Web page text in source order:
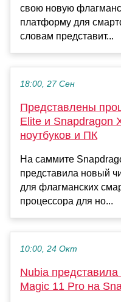
свою новую
платформу для
словам представит...
18:00, 27 Сен
Представлены
Elite и Snapdragon
ноутбуков и ПК
На саммите
представила новый
для флагманских
процессора для но...
10:00, 24 Окт
Nubia
Magic 11 Pro на